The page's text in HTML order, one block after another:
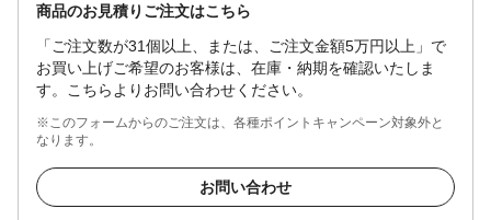
商品のお見積りご注文はこちら
「ご注文数が31個以上、または、ご注文金額5万円以上」で
お買い上げご希望のお客様は、在庫・納期を確認いたしま
す。こちらよりお問い合わせください。
※このフォームからのご注文は、各種ポイントキャンペーン対象外と
なります。
お問い合わせ